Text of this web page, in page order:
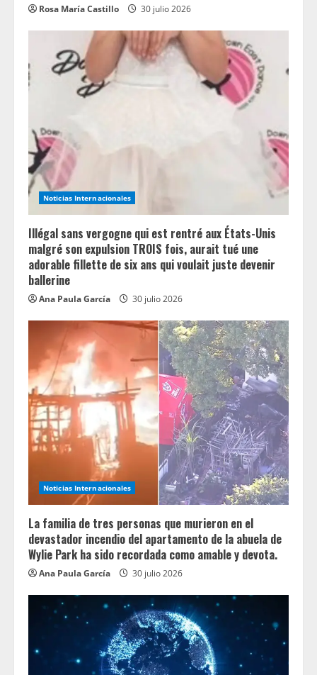
Rosa María Castillo 30 julio 2026
Noticias Internacionales
Illégal sans vergogne qui est rentré aux États-Unis
malgré son expulsion TROIS fois, aurait tué une
adorable fillette de six ans qui voulait juste devenir
ballerine
Ana Paula García 30 julio 2026
Noticias Internacionales
La familia de tres personas que murieron en el
devastador incendio del apartamento de la abuela de
Wylie Park ha sido recordada como amable y devota.
Ana Paula García 30 julio 2026